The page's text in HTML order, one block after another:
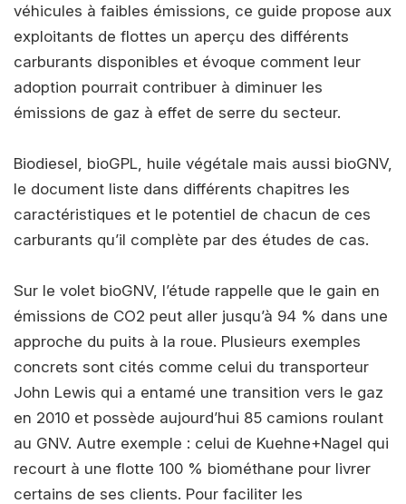
véhicules à faibles émissions, ce guide propose aux
exploitants de flottes un aperçu des différents
carburants disponibles et évoque comment leur
adoption pourrait contribuer à diminuer les
émissions de gaz à effet de serre du secteur.
Biodiesel, bioGPL, huile végétale mais aussi bioGNV,
le document liste dans différents chapitres les
caractéristiques et le potentiel de chacun de ces
carburants qu’il complète par des études de cas.
Sur le volet bioGNV, l’étude rappelle que le gain en
émissions de CO2 peut aller jusqu’à 94 % dans une
approche du puits à la roue. Plusieurs exemples
concrets sont cités comme celui du transporteur
John Lewis qui a entamé une transition vers le gaz
en 2010 et possède aujourd’hui 85 camions roulant
au GNV. Autre exemple : celui de Kuehne+Nagel qui
recourt à une flotte 100 % biométhane pour livrer
certains de ses clients. Pour faciliter les